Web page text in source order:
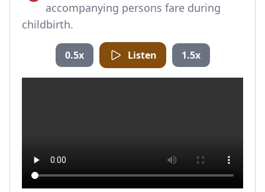
accompanying persons fare during
childbirth.
0.5x Listen 1.5x